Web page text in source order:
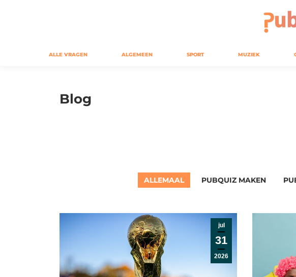
ALLE VRAGEN ALGEMEEN SPORT MUZIEK
Blog
ALLEMAAL PUBQUIZ MAKEN
jul
31
2026